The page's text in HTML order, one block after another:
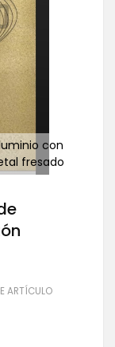
con
fresado
ARTÍCULO